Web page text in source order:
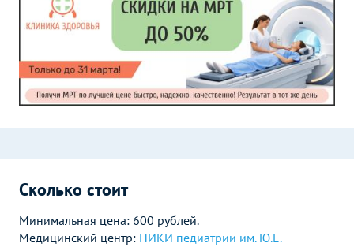
Сколько стоит
Минимальная цена: 600 рублей.
Медицинский центр: НИКИ педиатрии им. Ю.Е.